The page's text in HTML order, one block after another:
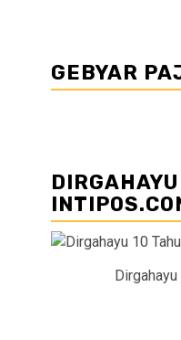
GEBYAR